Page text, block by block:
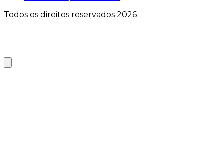
Todos os direitos reservados 2026